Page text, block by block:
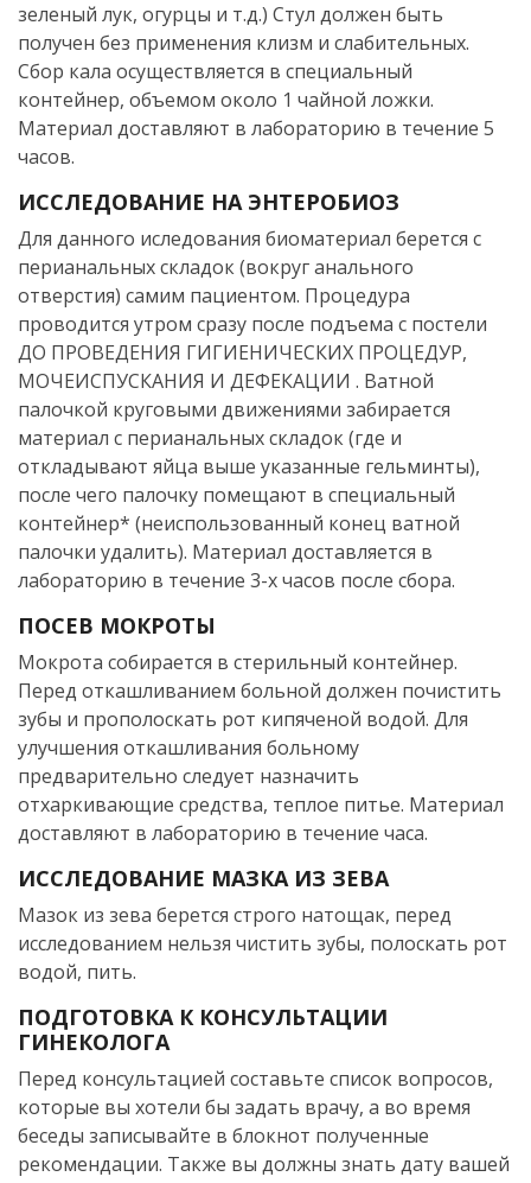
зеленый лук, огурцы и т.д.) Стул должен быть
получен без применения клизм и слабительных.
Сбор кала осуществляется в специальный
контейнер, объемом около 1 чайной ложки.
Материал доставляют в лабораторию в течение 5
часов.
ИССЛЕДОВАНИЕ НА ЭНТЕРОБИОЗ
Для данного иследования биоматериал берется с
перианальных складок (вокруг анального
отверстия) самим пациентом. Процедура
проводится утром сразу после подъема с постели
ДО ПРОВЕДЕНИЯ ГИГИЕНИЧЕСКИХ ПРОЦЕДУР,
МОЧЕИСПУСКАНИЯ И ДЕФЕКАЦИИ . Ватной
палочкой круговыми движениями забирается
материал с перианальных складок (где и
откладывают яйца выше указанные гельминты),
после чего палочку помещают в специальный
контейнер* (неиспользованный конец ватной
палочки удалить). Материал доставляется в
лабораторию в течение 3-х часов после сбора.
ПОСЕВ МОКРОТЫ
Мокрота собирается в стерильный контейнер.
Перед откашливанием больной должен почистить
зубы и прополоскать рот кипяченой водой. Для
улучшения откашливания больному
предварительно следует назначить
отхаркивающие средства, теплое питье. Материал
доставляют в лабораторию в течение часа.
ИССЛЕДОВАНИЕ МАЗКА ИЗ ЗЕВА
Мазок из зева берется строго натощак, перед
исследованием нельзя чистить зубы, полоскать рот
водой, пить.
ПОДГОТОВКА К КОНСУЛЬТАЦИИ
ГИНЕКОЛОГА
Перед консультацией составьте список вопросов,
которые вы хотели бы задать врачу, а во время
беседы записывайте в блокнот полученные
рекомендации. Также вы должны знать дату вашей